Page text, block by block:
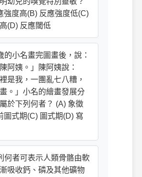
強度高(B) 反應強度低(C)
(D) 反應閾低
的小名畫完圖畫後，說：
陳阿姨。」陳阿姨說：
裡是我，一團亂七八糟，
。」小名的繪畫發展分
於下列何者？ (A) 象徵
圖式期(C) 圖式期(D) 寫
何者可表示人類骨骼由軟
吸收鈣、磷及其他礦物